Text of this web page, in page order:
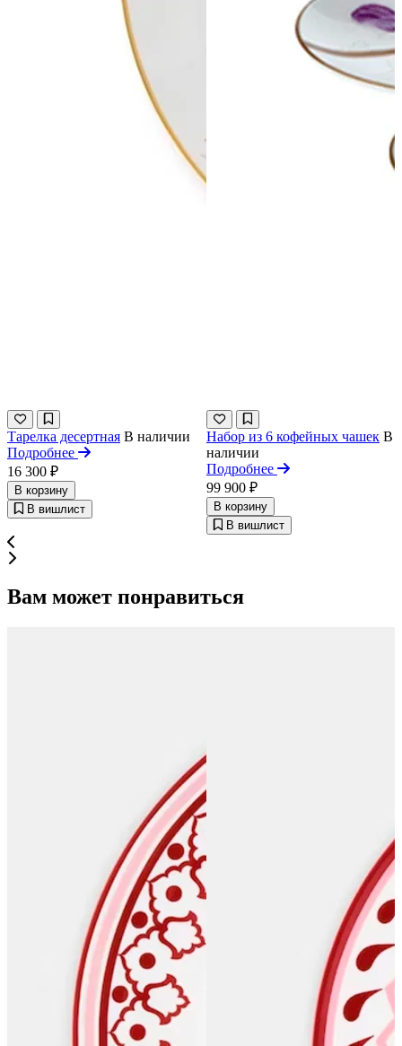
Тарелка десертная В наличии
Подробнее
16 300 ₽
В корзину
В вишлист
Набор из 6 кофейных чашек В
наличии
Подробнее
99 900 ₽
В корзину
В вишлист
Вам может понравиться
Согласен(-на) получать